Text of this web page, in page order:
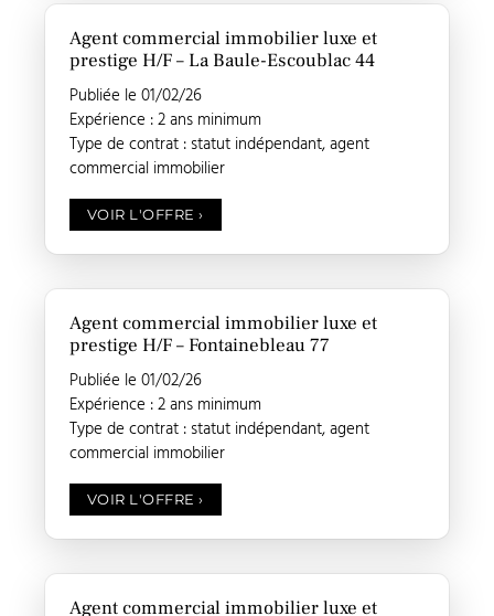
Agent commercial immobilier luxe et
prestige H/F – La Baule-Escoublac 44
Publiée le 01/02/26
Expérience : 2 ans minimum
Type de contrat : statut indépendant, agent
commercial immobilier
VOIR L'OFFRE›
Agent commercial immobilier luxe et
prestige H/F – Fontainebleau 77
Publiée le 01/02/26
Expérience : 2 ans minimum
Type de contrat : statut indépendant, agent
commercial immobilier
VOIR L'OFFRE›
Agent commercial immobilier luxe et